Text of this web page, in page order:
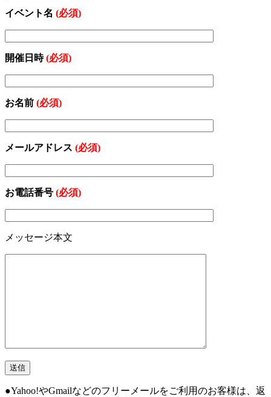
イベント名 (必須)
開催日時(必須)
お名前 (必須)
メールアドレス (必須)
お電話番号 (必須)
メッセージ本文
●Yahoo!やGmailなどのフリーメールをご利用のお客様は、返